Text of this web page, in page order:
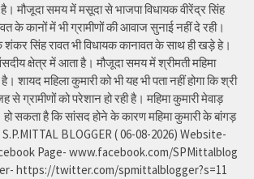
मौजूदा समय में मसूदा से भाजपा विधायक वीरेंद्र सिंह
के कानों में भी ग्रामीणों की आवाज सुनाई नहीं दे रही।
शंकर सिंह रावत भी विधायक कानावत के साथ ही खड़े हे।
क्षेत्र में आता है। मौजूदा समय में श्रीमती महिमा
शायद महिला कुमारी को भी यह भी पता नहीं होगा कि श्री
ग्रामीणों को परेशान हो रही है। महिमा कुमारी मेवाड़
सकता है कि सांसद होने के कारण महिमा कुमारी के बांगड़
BLOGGER ( 06-08-2026) Website-
Page- www.facebook.com/SPMittalblog
https://twitter.com/spmittalblogger?s=11